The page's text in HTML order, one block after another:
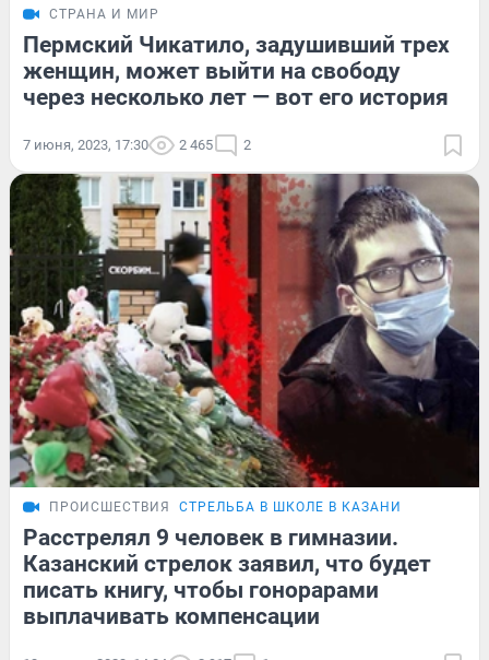
СТРАНА И МИР
Пермский Чикатило, задушивший трех
женщин, может выйти на свободу
через несколько лет — вот его история
7 июня, 2023, 17:30 2 465 2
ПРОИСШЕСТВИЯ СТРЕЛЬБА В ШКОЛЕ В КАЗАНИ
Расстрелял 9 человек в гимназии.
Казанский стрелок заявил, что будет
писать книгу, чтобы гонорарами
выплачивать компенсации